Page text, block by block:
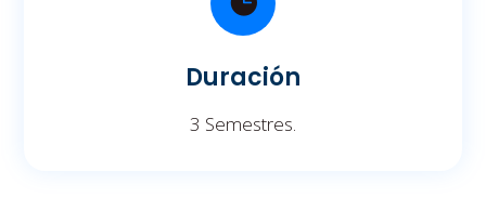
Duración
3 Semestres.